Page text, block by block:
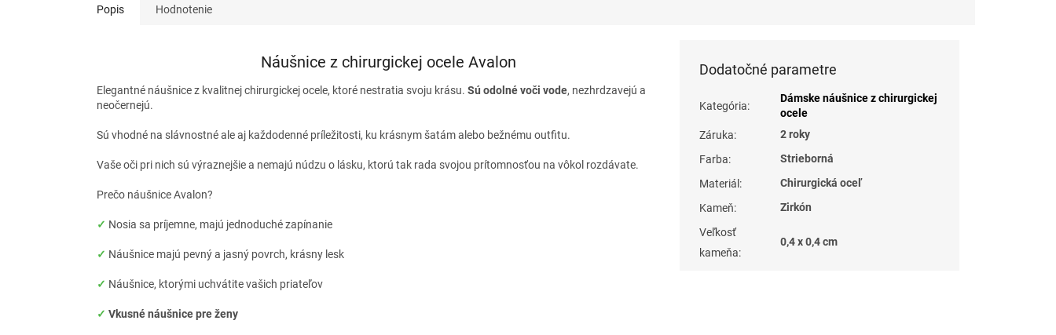
Popis Hodnotenie
Náušnice z chirurgickej ocele Avalon
Elegantné náušnice z kvalitnej chirurgickej ocele, ktoré nestratia svoju krásu. Sú odolné voči vode, nezhrdzavejú a
neočernejú.
Sú vhodné na slávnostné ale aj každodenné príležitosti, ku krásnym šatám alebo bežnému outfitu.
Vaše oči pri nich sú výraznejšie a nemajú núdzu o lásku, ktorú tak rada svojou prítomnosťou na vôkol rozdávate.
Prečo náušnice Avalon?
✓ Nosia sa príjemne, majú jednoduché zapínanie
✓ Náušnice majú pevný a jasný povrch, krásny lesk
✓ Náušnice, ktorými uchvátite vašich priateľov
✓ Vkusné náušnice pre ženy
Dodatočné parametre
Kategória:
Dámske náušnice z chirurgickej
ocele
Záruka:
2 roky
Farba:
Strieborná
Materiál :
Chirurgická oceľ
Kameň:
Zirkón
Veľkosť
kameňa:
0,4 x 0,4 cm